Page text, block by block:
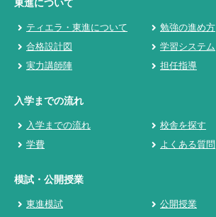
東進について
ティエラ・東進について
勉強の進め方
合格設計図
学習システム
実力講師陣
担任指導
入学までの流れ
入学までの流れ
校舎を探す
学費
よくある質問
模試・公開授業
東進模試 公開授業